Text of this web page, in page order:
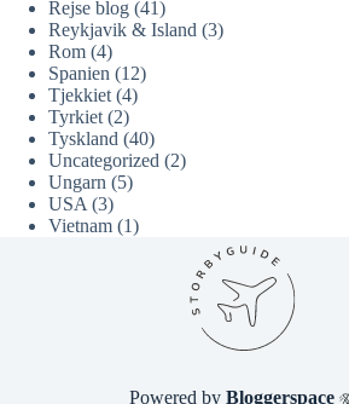
Rejse blog (41)
Reykjavik & Island (3)
Rom (4)
Spanien (12)
Tjekkiet (4)
Tyrkiet (2)
Tyskland (40)
Uncategorized (2)
Ungarn (5)
USA (3)
Vietnam (1)
Powered by Bloggerspace